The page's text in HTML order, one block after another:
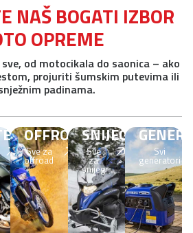
NAŠ BOGATI IZBOR
OPREME
od motocikala do saonica – ako
projuriti šumskim putevima ili
padinama.
OFFROAD
Sve za
offroad
SNIJEG
Sve
za
snijeg
Svi
generatori